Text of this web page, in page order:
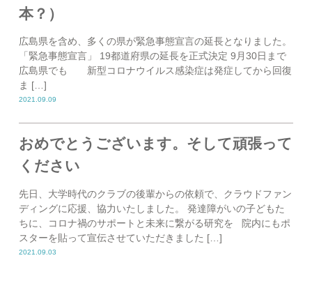
本？）
広島県を含め、多くの県が緊急事態宣言の延長となりました。
「緊急事態宣言」 19都道府県の延長を正式決定 9月30日まで
広島県でも 新型コロナウイルス感染症は発症してから回復
ま […]
2021.09.09
おめでとうございます。そして頑張って
ください
先日、大学時代のクラブの後輩からの依頼で、クラウドファン
ディングに応援、協力いたしました。 発達障がいの子どもた
ちに、コロナ禍のサポートと未来に繋がる研究を 院内にもポ
スターを貼って宣伝させていただきました […]
2021.09.03